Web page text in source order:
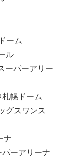
ーム
ル
ーパーアリー
幌ドーム
グスワンス
ナ
ーアリーナ